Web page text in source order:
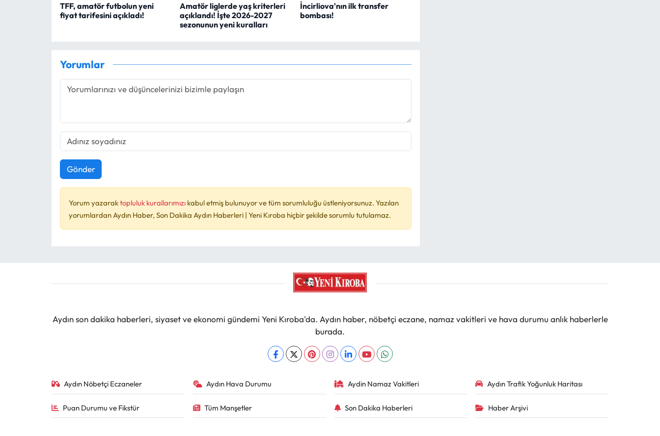
TFF, amatör futbolun yeni
fiyat tarifesini açıkladı!
Amatör liglerde yaş kriterleri
açıklandı! İşte 2026-2027
sezonunun yeni kuralları
İncirliova'nın ilk transfer
bombası!
Yorumlar
Gönder
Yorum yazaraktopluluk kurallarımızı kabul etmiş bulunuyor ve tüm sorumluluğu üstleniyorsunuz. Yazılan
yorumlardan Aydın Haber, Son Dakika Aydın Haberleri | Yeni Kıroba hiçbir şekilde sorumlu tutulamaz.
Aydın son dakika haberleri, siyaset ve ekonomi gündemi Yeni Kıroba'da. Aydın haber, nöbetçi eczane, namaz vakitleri ve hava durumu anlık haberlerle
burada.
Aydın Nöbetçi Eczaneler Aydın Hava Durumu Aydin Namaz Vakitleri Aydın Trafik Yoğunluk Haritası
Puan Durumu ve Fikstür Tüm Manşetler Son Dakika Haberleri Haber Arşivi